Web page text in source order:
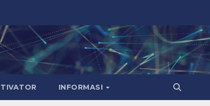
INFORMASI